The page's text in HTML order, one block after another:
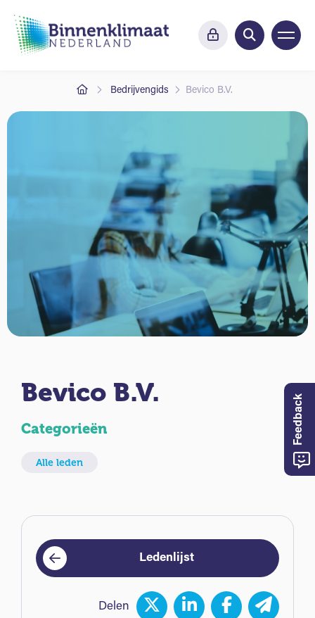
Bedrijvengids Bevico B.V.
Bevico B.V.
Categorieën
Alle leden
Ledenlijst
Delen
Feedback